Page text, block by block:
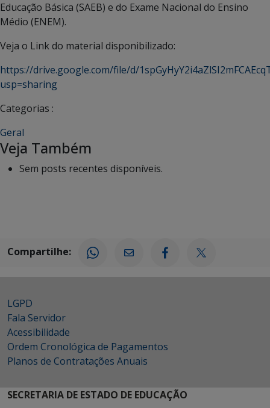
Educação Básica (SAEB) e do Exame Nacional do Ensino
Médio (ENEM).
Veja o Link do material disponibilizado:
https://drive.google.com/file/d/
usp=sharing
Categorias :
Geral
Veja Também
Sem posts recentes disponíveis.
Compartilhe:
LGPD
Fala Servidor
Acessibilidade
Ordem Cronológica de Pagamentos
Planos de Contratações Anuais
SECRETARIA DE ESTADO DE EDUCAÇÃO